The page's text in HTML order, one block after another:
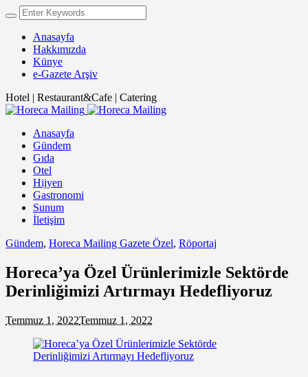
Anasayfa
Hakkımızda
Künye
e-Gazete Arşiv
Hotel | Restaurant&Cafe | Catering
Anasayfa
Gündem
Gıda
Otel
Hijyen
Gastronomi
Sunum
İletişim
Gündem, Horeca Mailing Gazete Özel, Röportaj
Horeca’ya Özel Ürünlerimizle Sektörde
Derinliğimizi Artırmayı Hedefliyoruz
Temmuz 1, 2022Temmuz 1, 2022